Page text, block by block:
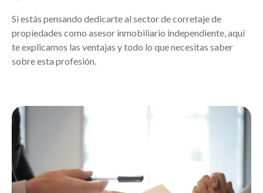
Si estás pensando dedicarte al sector de corretaje de
propiedades como asesor inmobiliario independiente, aquí
te explicamos las ventajas y todo lo que necesitas saber
sobre esta profesión.